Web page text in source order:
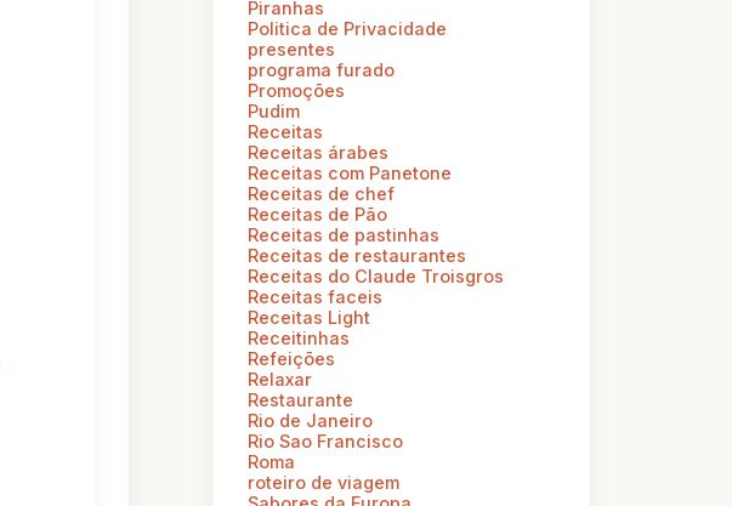
Piranhas
Politica de Privacidade
presentes
programa furado
Promoções
Pudim
Receitas
Receitas árabes
Receitas com Panetone
Receitas de chef
Receitas de Pão
Receitas de pastinhas
Receitas de restaurantes
Receitas do Claude Troisgros
Receitas faceis
Receitas Light
Receitinhas
Refeições
Relaxar
Restaurante
Rio de Janeiro
Rio Sao Francisco
Roma
roteiro de viagem